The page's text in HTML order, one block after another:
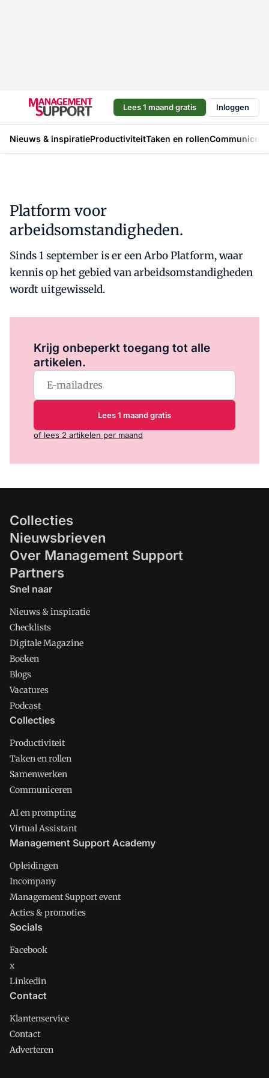
Lees 1 maand gratis Inloggen
Nieuws & inspiratieProductiviteitTaken en rollen
Platform voor
arbeidsomstandigheden.
Sinds 1 september is er een Arbo Platform, waar
kennis op het gebied van arbeidsomstandigheden
wordt uitgewisseld.
Krijg onbeperkt toegang tot alle
artikelen.
Lees 1 maand gratis
of lees 2 artikelen per maand
Collecties
Nieuwsbrieven
Over Management Support
Partners
Snel naar
Nieuws & inspiratie
Checklists
Digitale Magazine
Boeken
Blogs
Vacatures
Podcast
Collecties
Productiviteit
Taken en rollen
Samenwerken
Communiceren
AI en prompting
Virtual Assistant
Management Support Academy
Opleidingen
Incompany
Management Support event
Acties & promoties
Socials
Facebook
x
Linkedin
Contact
Klantenservice
Contact
Adverteren